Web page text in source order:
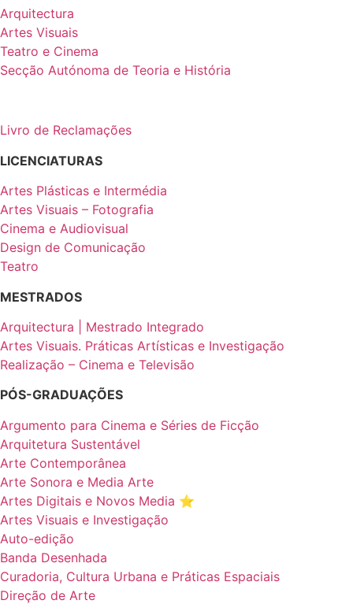
Arquitectura
Artes Visuais
Teatro e Cinema
Secção Autónoma de Teoria e História
Livro de Reclamações
LICENCIATURAS
Artes Plásticas e Intermédia
Artes Visuais – Fotografia
Cinema e Audiovisual
Design de Comunicação
Teatro
MESTRADOS
Arquitectura | Mestrado Integrado
Artes Visuais. Práticas Artísticas e Investigação
Realização – Cinema e Televisão
PÓS-GRADUAÇÕES
Argumento para Cinema e Séries de Ficção
Arquitetura Sustentável
Arte Contemporânea
Arte Sonora e Media Arte
Artes Digitais e Novos Media ⭐️
Artes Visuais e Investigação
Auto-edição
Banda Desenhada
Curadoria, Cultura Urbana e Práticas Espaciais
Direção de Arte